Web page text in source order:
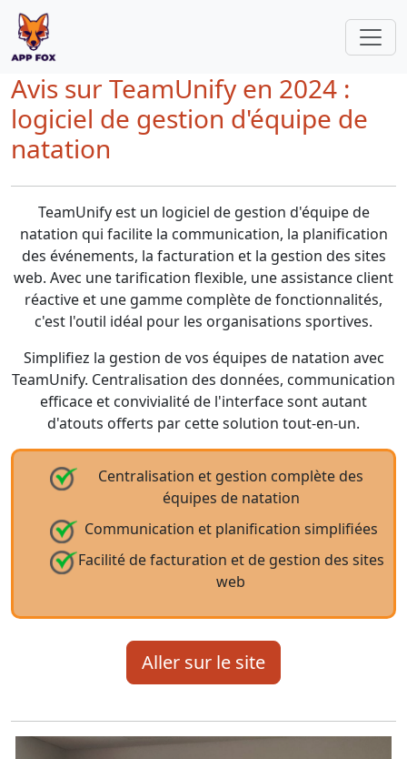
Avis sur TeamUnify en 2024 :
logiciel de gestion d'équipe de
natation
TeamUnify est un logiciel de gestion d'équipe de
natation qui facilite la communication, la planification
des événements, la facturation et la gestion des sites
web. Avec une tarification flexible, une assistance client
réactive et une gamme complète de fonctionnalités,
c'est l'outil idéal pour les organisations sportives.
Simplifiez la gestion de vos équipes de natation avec
TeamUnify. Centralisation des données, communication
efficace et convivialité de l'interface sont autant
d'atouts offerts par cette solution tout-en-un.
Centralisation et gestion complète des
équipes de natation
Communication et planification simplifiées
Facilité de facturation et de gestion des sites
web
Aller sur le site